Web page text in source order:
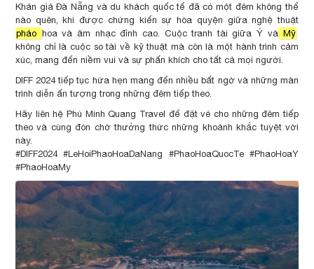
Khán giả Đà Nẵng và du khách quốc tế đã có một đêm không thể
nào quên, khi được chứng kiến sự hòa quyện giữa nghệ thuật
pháo hoa và âm nhạc đỉnh cao. Cuộc tranh tài giữa Ý và Mỹ
không chỉ là cuộc so tài về kỹ thuật mà còn là một hành trình cảm
xúc, mang đến niềm vui và sự phấn khích cho tất cả mọi người.
DIFF 2024 tiếp tục hứa hẹn mang đến nhiều bất ngờ và những màn
trình diễn ấn tượng trong những đêm tiếp theo.
Hãy liên hệ Phú Minh Quang Travel để đặt vé cho những đêm tiếp
theo và cùng đón chờ thưởng thức những khoảnh khắc tuyệt vời
này.
#DIFF2024 #LeHoiPhaoHoaDaNang #PhaoHoaQuocTe #PhaoHoaY
#PhaoHoaMy